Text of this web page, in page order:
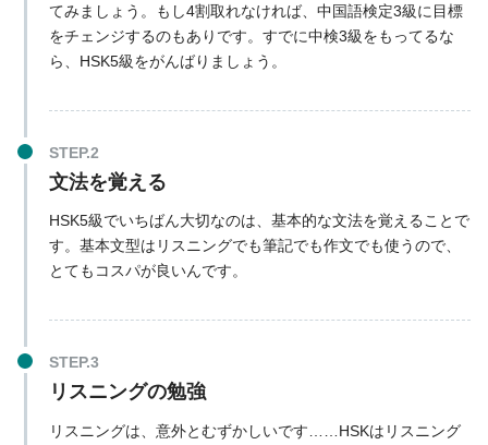
てみましょう。もし4割取れなければ、中国語検定3級に目標
をチェンジするのもありです。すでに中検3級をもってるな
ら、HSK5級をがんばりましょう。
文法を覚える
HSK5級でいちばん大切なのは、基本的な文法を覚えることで
す。基本文型はリスニングでも筆記でも作文でも使うので、
とてもコスパが良いんです。
リスニングの勉強
リスニングは、意外とむずかしいです……HSKはリスニング